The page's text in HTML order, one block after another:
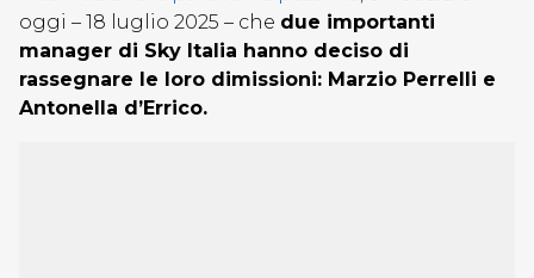
oggi – 18 luglio 2025 – che due importanti
manager di Sky Italia hanno deciso di
rassegnare le loro dimissioni: Marzio Perrelli e
Antonella d’Errico.